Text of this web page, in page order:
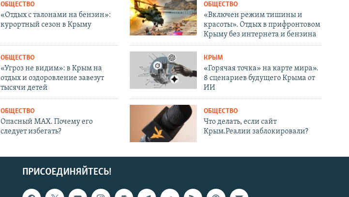
ОБЩЕСТВО
«Отдых с талонами на бензин»:
курортный сезон в Крыму
ОБЩЕСТВО
«Включен режим тишины и
красоты». Отдых в прифронтовом
Крыму без интернета и бензина
ОБЩЕСТВО
«Угроз не видим»: в Крым на
отдых и оздоровление завезут
тысячи детей
КРЫМ
«Горячая точка» на карте мира».
8 сценариев будущего Крыма от
ИИ
ОБЩЕСТВО
Опасный MAX. Почему его
следует избегать?
ОБЩЕСТВО
Что делать, если сайт
Крым.Реалии заблокировали?
ПРИСОЕДИНЯЙТЕСЬ!